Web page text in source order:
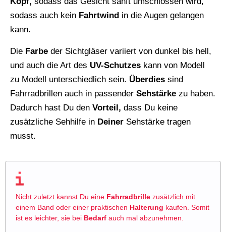
sodass auch kein Fahrtwind in die Augen gelangen
kann.
Die Farbe der Sichtgläser variiert von dunkel bis hell,
und auch die Art des UV-Schutzes kann von Modell
zu Modell unterschiedlich sein. Überdies sind
Fahrradbrillen auch in passender Sehstärke zu haben.
Dadurch hast Du den Vorteil, dass Du keine
zusätzliche Sehhilfe in Deiner Sehstärke tragen
musst.
Nicht zuletzt kannst Du eine Fahrradbrille zusätzlich mit
einem Band oder einer praktischen Halterung kaufen. Somit
ist es leichter, sie bei Bedarf auch mal abzunehmen.